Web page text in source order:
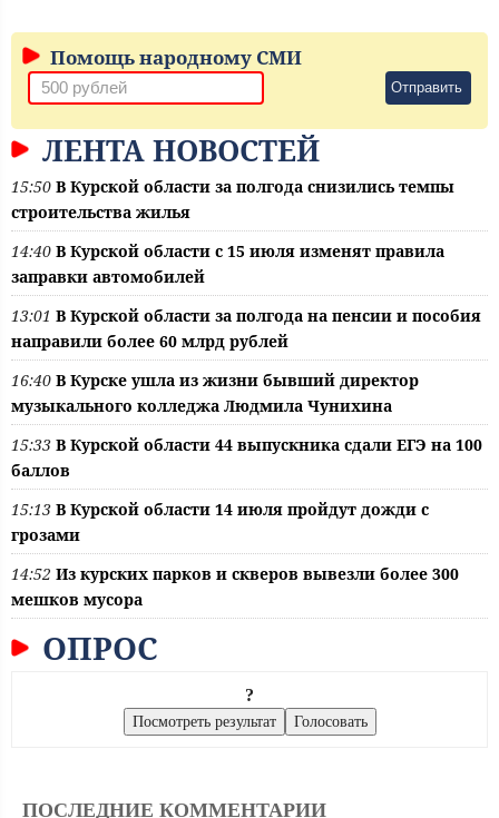
Помощь народному СМИ
Отправить
ЛЕНТА НОВОСТЕЙ
15:50 В Курской области за полгода снизились темпы
строительства жилья
14:40 В Курской области с 15 июля изменят правила
заправки автомобилей
13:01 В Курской области за полгода на пенсии и пособия
направили более 60 млрд рублей
16:40 В Курске ушла из жизни бывший директор
музыкального колледжа Людмила Чунихина
15:33 В Курской области 44 выпускника сдали ЕГЭ на 100
баллов
15:13 В Курской области 14 июля пройдут дожди с
грозами
14:52 Из курских парков и скверов вывезли более 300
мешков мусора
ОПРОС
?
ПОСЛЕДНИЕ КОММЕНТАРИИ